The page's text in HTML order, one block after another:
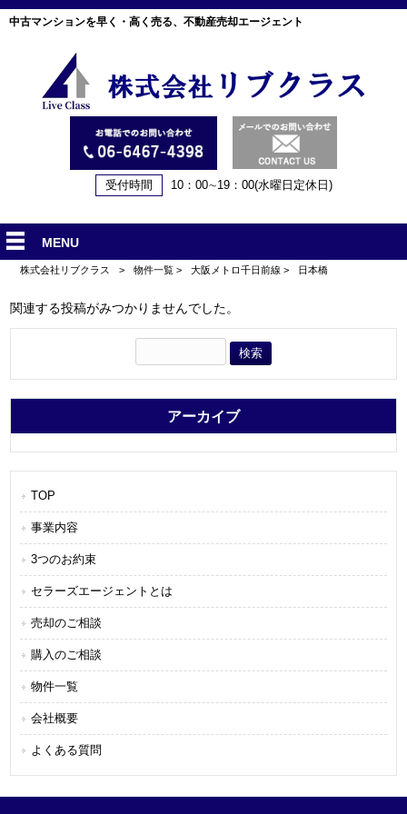
中古マンションを早く・高く売る、不動産売却エージェント
受付時間 10：00∼19：00(水曜日定休日)
MENU
株式会社リブクラス > 物件一覧 > 大阪メトロ千日前線 > 日本橋
関連する投稿がみつかりませんでした。
アーカイブ
TOP
事業内容
3つのお約束
セラーズエージェントとは
売却のご相談
購入のご相談
物件一覧
会社概要
よくある質問